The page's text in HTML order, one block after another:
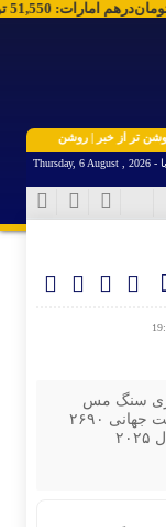
درهم امارات: تومان
خبر | روشن تر از خبر | روشن
دلاری سنگ مس
صادراتی؛ میانگین قیمت جهانی ۲۶۹۰